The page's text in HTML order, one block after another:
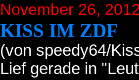
November 26,
KISS IM ZDF
(von speedy64/
Lief gerade in